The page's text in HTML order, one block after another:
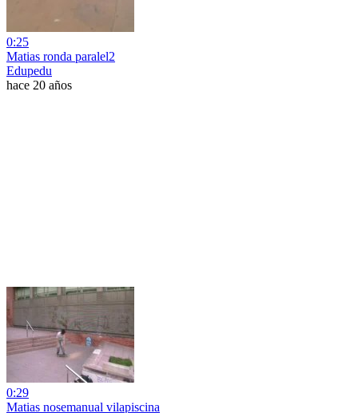
0:25
Matias ronda paralel2
Edupedu
hace 20 años
0:29
Matias nosemanual vilapiscina